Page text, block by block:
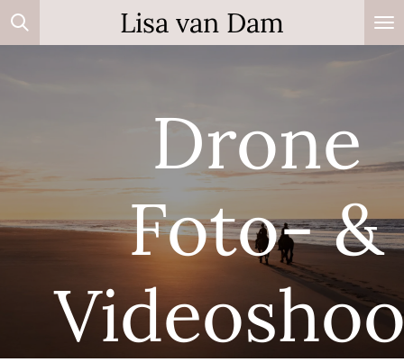
Ga
direct
Lisa van Dam
Drone
Foto- &